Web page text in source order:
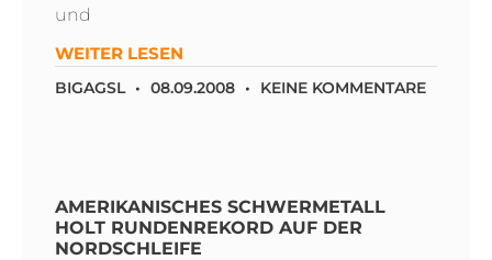
und
WEITER LESEN
BIGAGSL 08.09.2008 KEINE KOMMENTARE
AMERIKANISCHES SCHWERMETALL
HOLT RUNDENREKORD AUF DER
NORDSCHLEIFE